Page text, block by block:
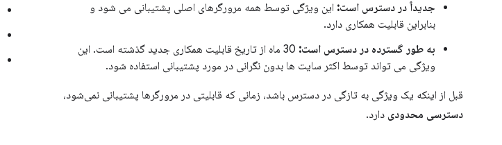
جدیداً در دسترس است: این ویژگی توسط همه مرورگرهای اصلی پشتیبانی می شود و
بنابراین قابلیت همکاری دارد.
به طور گسترده در دسترس است:
30 ماه از تاریخ قابلیت همکاری جدید گذشته است. این
ویژگی می تواند توسط اکثر سایت ها بدون نگرانی در مورد پشتیبانی استفاده شود.
قبل از اینکه یک ویژگی به تازگی در دسترس باشد، زمانی که قابلیتی در مرورگرها پشتیبانی نمی‌شود،
دسترسی محدودی دارد.